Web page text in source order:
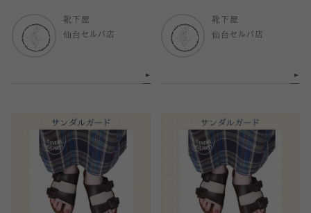
靴下屋
仙台セルバ店
靴下屋
仙台セルバ店